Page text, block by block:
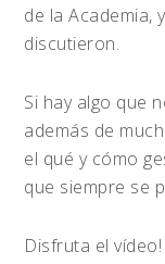
de la Academia,
discutieron.
Si hay algo que
además de
el qué y cómo
que siempre se
Disfruta el vídeo!